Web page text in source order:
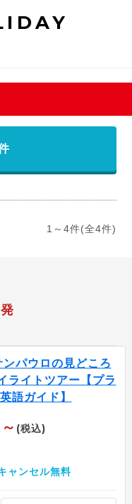
1～4件(全4件)
パウロの見どころ
ライトツアー【プラ
語ガイド】
(税込)
ャンセル無料